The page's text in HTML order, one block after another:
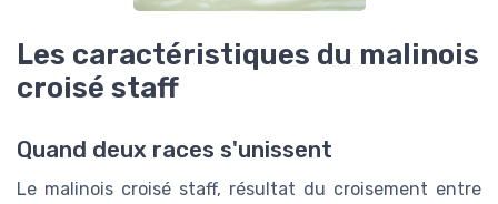
Les caractéristiques du malinois
croisé staff
Quand deux races s'unissent
Le malinois croisé staff, résultat du croisement entre